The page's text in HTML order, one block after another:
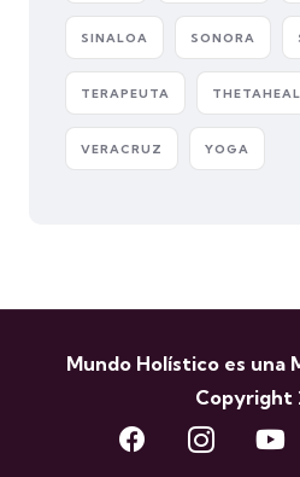
SINALOA SONORA
TERAPEUTA
VERACRUZ YOGA
Mundo Holístico es una
Copyright